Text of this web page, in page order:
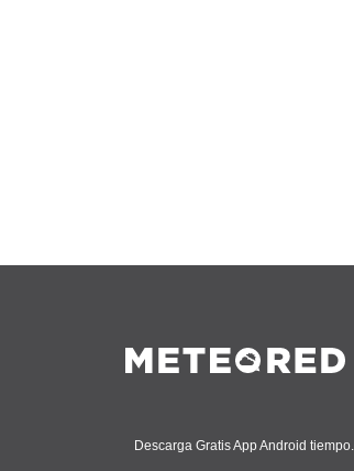
Descarga Gratis App Android